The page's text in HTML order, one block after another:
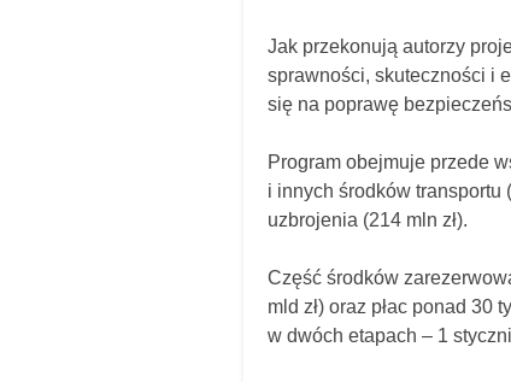
Jak przekonują autorzy
sprawności, skuteczności i
się na poprawę
Program obejmuje przede
i innych środków transportu
uzbrojenia (214 mln zł).
Część środków
mld zł) oraz płac ponad 30
w dwóch etapach – 1